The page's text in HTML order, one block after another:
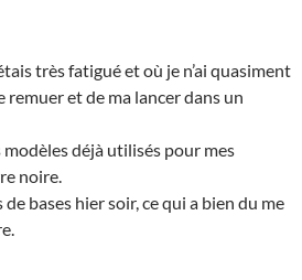
très fatigué et où je n’ai quasiment
remuer et de ma lancer dans un
modèles déjà utilisés pour mes
noire.
de bases hier soir, ce qui a bien du me